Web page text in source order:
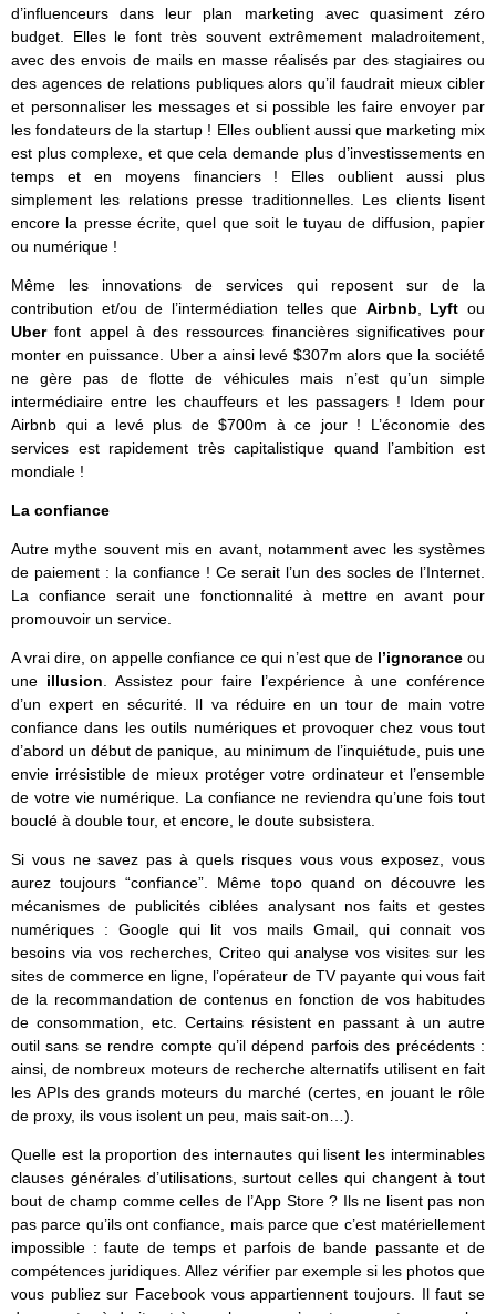
d’influenceurs dans leur plan marketing avec quasiment zéro
budget. Elles le font très souvent extrêmement maladroitement,
avec des envois de mails en masse réalisés par des stagiaires ou
des agences de relations publiques alors qu’il faudrait mieux cibler
et personnaliser les messages et si possible les faire envoyer par
les fondateurs de la startup ! Elles oublient aussi que marketing mix
est plus complexe, et que cela demande plus d’investissements en
temps et en moyens financiers ! Elles oublient aussi plus
simplement les relations presse traditionnelles. Les clients lisent
encore la presse écrite, quel que soit le tuyau de diffusion, papier
ou numérique !
Même les innovations de services qui reposent sur de la
contribution et/ou de l’intermédiation telles que Airbnb Lyft ou
Uberfont appel à des ressources financières significatives pour
monter en puissance. Uber a ainsi levé $307m alors que la société
ne gère pas de flotte de véhicules mais n’est qu’un simple
intermédiaire entre les chauffeurs et les passagers ! Idem pour
Airbnb qui a levé plus de $700m à ce jour ! L’économie des
services est rapidement très capitalistique quand l’ambition est
mondiale !
La confiance
Autre mythe souvent mis en avant, notamment avec les systèmes
de paiement : la confiance ! Ce serait l’un des socles de l’Internet.
La confiance serait une fonctionnalité à mettre en avant pour
promouvoir un service.
A vrai dire, on appelle confiance ce qui n’est que de l’ignoranceou
une illusion . Assistez pour faire l’expérience à une conférence
d’un expert en sécurité. Il va réduire en un tour de main votre
confiance dans les outils numériques et provoquer chez vous tout
d’abord un début de panique, au minimum de l’inquiétude, puis une
envie irrésistible de mieux protéger votre ordinateur et l’ensemble
de votre vie numérique. La confiance ne reviendra qu’une fois tout
bouclé à double tour, et encore, le doute subsistera.
Si vous ne savez pas à quels risques vous vous exposez, vous
aurez toujours “confiance”. Même topo quand on découvre les
mécanismes de publicités ciblées analysant nos faits et gestes
numériques : Google qui lit vos mails Gmail, qui connait vos
besoins via vos recherches, Criteo qui analyse vos visites sur les
sites de commerce en ligne, l’opérateur de TV payante qui vous fait
de la recommandation de contenus en fonction de vos habitudes
de consommation, etc. Certains résistent en passant à un autre
outil sans se rendre compte qu’il dépend parfois des précédents :
ainsi, de nombreux moteurs de recherche alternatifs utilisent en fait
les APIs des grands moteurs du marché (certes, en jouant le rôle
de proxy, ils vous isolent un peu, mais sait-on…).
Quelle est la proportion des internautes qui lisent les interminables
clauses générales d’utilisations, surtout celles qui changent à tout
bout de champ comme celles de l’App Store ? Ils ne lisent pas non
pas parce qu’ils ont confiance, mais parce que c’est matériellement
impossible : faute de temps et parfois de bande passante et de
compétences juridiques. Allez vérifier par exemple si les photos que
vous publiez sur Facebook vous appartiennent toujours. Il faut se